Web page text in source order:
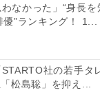
わなかった」“身長を
”ランキング！ 1...
社の若手タ
松島聡」を抑え...